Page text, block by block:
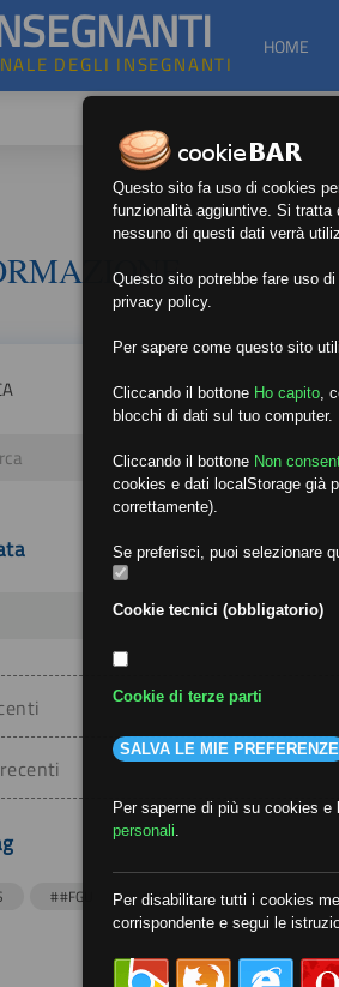
DEGLI INSEGNANTI
HOME
##FGU ##Gilda ##audoizioni
Questo sito fa uso di cookies
funzionalità aggiuntive. Si
nessuno di questi dati verrà
Questo sito potrebbe fare uso
privacy policy.
Per sapere come questo sito
Cliccando il bottone Ho capito
blocchi di dati sul tuo computer.
Cliccando il bottone Non
cookies e dati localStorage già
correttamente).
Se preferisci, puoi selezionare
Cookie tecnici (obbligatorio)
Cookie di terze parti
SALVA LE MIE PREFERENZE
Per saperne di più su cookies
personali
Per disabilitare tutti i cookies
corrispondente e segui le